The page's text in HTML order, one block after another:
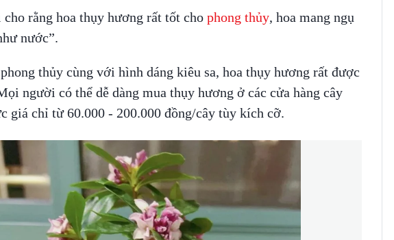
rằng hoa thụy hương rất tốt cho phong thủy, hoa mang ngụ
nước”.
thủy cùng với hình dáng kiêu sa, hoa thụy hương rất được
người có thể dễ dàng mua thụy hương ở các cửa hàng cây
giá chỉ từ 60.000 - 200.000 đồng/cây tùy kích cỡ.